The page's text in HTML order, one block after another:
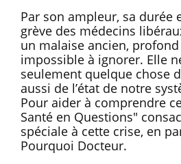
Par son ampleur, sa durée
grève des médecins
un malaise ancien,
impossible à ignorer. Elle
seulement quelque chose
aussi de l’état de notre
Pour aider à comprendre
Santé en Questions"
spéciale à cette crise, en
Pourquoi Docteur.